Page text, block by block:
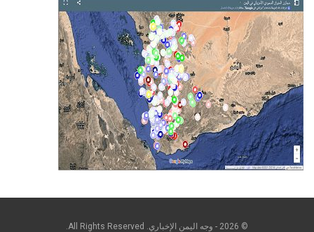
© 2026 - وجه اليمن الإخباري. All Rights Reserved.